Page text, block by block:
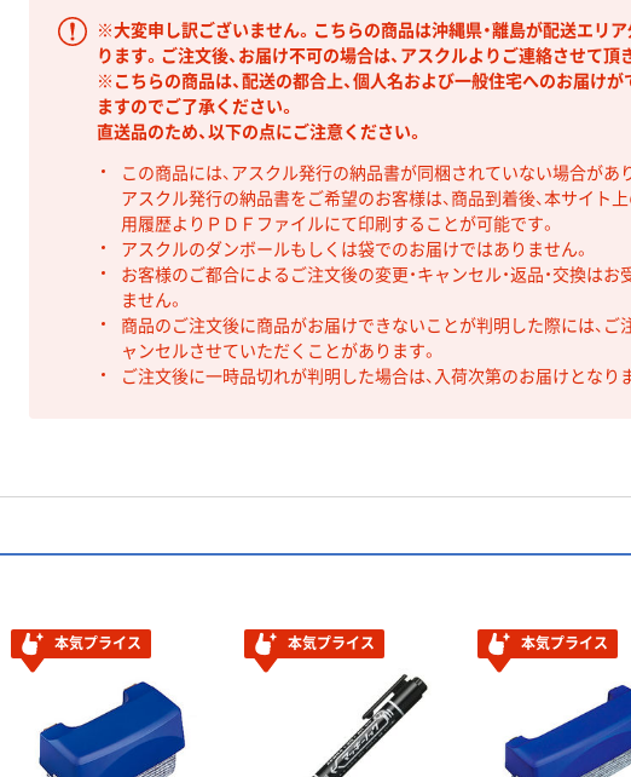
※大変申し訳ございません。こちらの商品は沖縄県・離島が配送エリア
ります。ご注文後、お届け不可の場合は、アスクルよりご連絡させて頂
※こちらの商品は、配送の都合上、個人名および一般住宅へのお届けが
ますのでご了承ください。
直送品のため、以下の点にご注意ください。
この商品には、アスクル発行の納品書が同梱されていない場合があ
アスクル発行の納品書をご希望のお客様は、商品到着後、本サイト上
用履歴よりＰＤＦファイルにて印刷することが可能です。
アスクルのダンボールもしくは袋でのお届けではありません。
お客様のご都合によるご注文後の変更・キャンセル・返品・交換はお
ません。
商品のご注文後に商品がお届けできないことが判明した際には、ご
ャンセルさせていただくことがあります。
ご注文後に一時品切れが判明した場合は、入荷次第のお届けとなりま
本気プライス 本気プライス 本気プライス